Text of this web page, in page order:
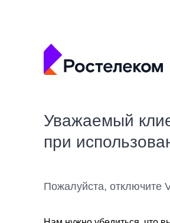
Уважаемый
при
Пожалуйста, отключите